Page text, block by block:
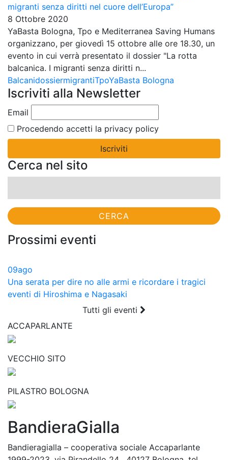
migranti senza diritti nel cuore dell’Europa”
8 Ottobre 2020
YaBasta Bologna, Tpo e Mediterranea Saving Humans
organizzano, per giovedì 15 ottobre alle ore 18.30, un
evento in cui verrà presentato il dossier "La rotta
balcanica. I migranti senza diritti n...
BalcanidossiermigrantiTpoYaBasta Bologna
Iscriviti alla Newsletter
Email
Procedendo accetti la privacy policy
Cerca nel sito
Prossimi eventi
09ago
Una serata per dire no alle armi e ricordare i tragici
eventi di Hiroshima e Nagasaki
Tutti gli eventi
ACCAPARLANTE
VECCHIO SITO
PILASTRO BOLOGNA
BandieraGialla
Bandieragialla – cooperativa sociale Accaparlante